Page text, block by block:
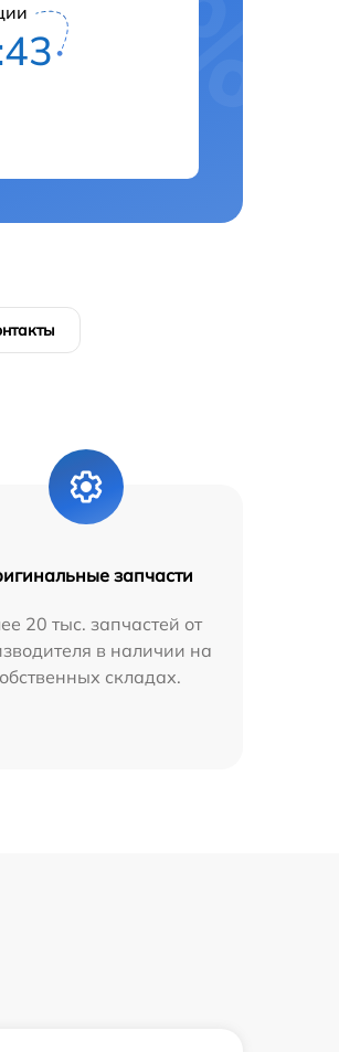
запчасти
20 тыс. запчастей от
в наличии на
складах.